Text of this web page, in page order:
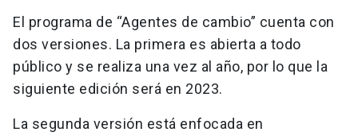
El programa de “Agentes de cambio” cuenta con
dos versiones. La primera es abierta a todo
público y se realiza una vez al año, por lo que la
siguiente edición será en 2023.
La segunda versión está enfocada en